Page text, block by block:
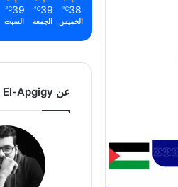
38
℃
الخميس
39
℃
الجمعة
39
℃
السبت
عن Ibrahim El-Apgigy